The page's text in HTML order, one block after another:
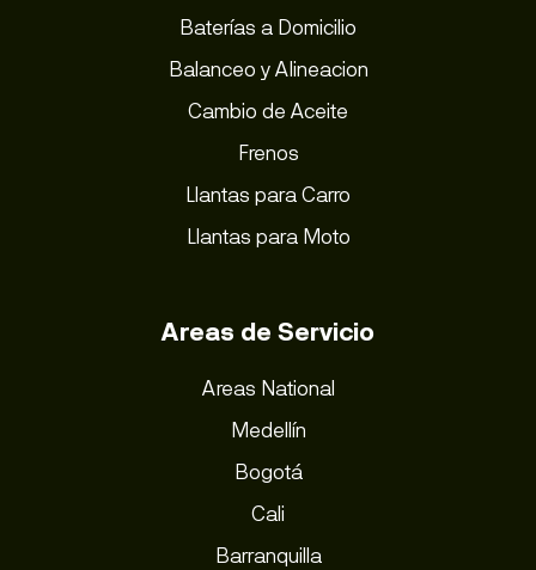
Baterías a Domicilio
Balanceo y Alineacion
Cambio de Aceite
Frenos
Llantas para Carro
Llantas para Moto
Areas de Servicio
Areas National
Medellín
Bogotá
Cali
Barranquilla